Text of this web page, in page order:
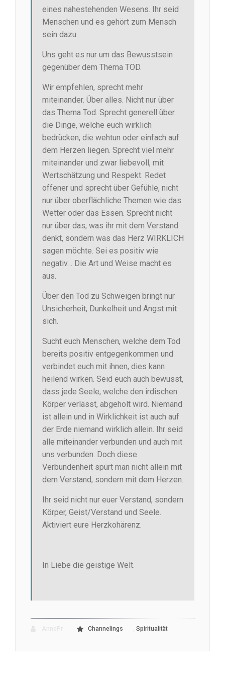
eines nahestehenden Wesens. Ihr seid
Menschen und es gehört zum Mensch
sein dazu.
Uns geht es nur um das Bewusstsein
gegenüber dem Thema TOD.
Wir empfehlen, sprecht mehr
miteinander. Über alles. Nicht nur über
das Thema Tod. Sprecht generell über
die Dinge, welche euch wirklich
bedrücken, die wehtun oder einfach auf
dem Herzen liegen. Sprecht viel mehr
miteinander und zwar liebevoll, mit
Wertschätzung und Respekt. Redet
offener und sprecht über Gefühle, nicht
nur über oberflächliche Themen wie das
Wetter oder das Essen. Sprecht nicht
nur über das, was ihr mit dem Verstand
denkt, sondern was das Herz WIRKLICH
sagen möchte. Sei es positiv wie
negativ… Die Art und Weise macht es
aus.
Über den Tod zu Schweigen bringt nur
Unsicherheit, Dunkelheit und Angst mit
sich.
Sucht euch Menschen, welche dem Tod
bereits positiv entgegenkommen und
verbindet euch mit ihnen, dies kann
heilend wirken. Seid euch auch bewusst,
dass jede Seele, welche den irdischen
Körper verlässt, abgeholt wird. Niemand
ist allein und in Wirklichkeit ist auch auf
der Erde niemand wirklich allein. Ihr seid
alle miteinander verbunden und auch mit
uns verbunden. Doch diese
Verbundenheit spürt man nicht allein mit
dem Verstand, sondern mit dem Herzen.
Ihr seid nicht nur euer Verstand, sondern
Körper, Geist/Verstand und Seele.
Aktiviert eure Herzkohärenz.
In Liebe die geistige Welt.
Channelings Spiritualität